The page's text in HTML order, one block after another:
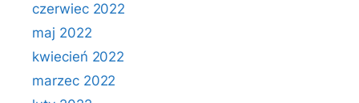
czerwiec 2022
maj 2022
kwiecień 2022
marzec 2022